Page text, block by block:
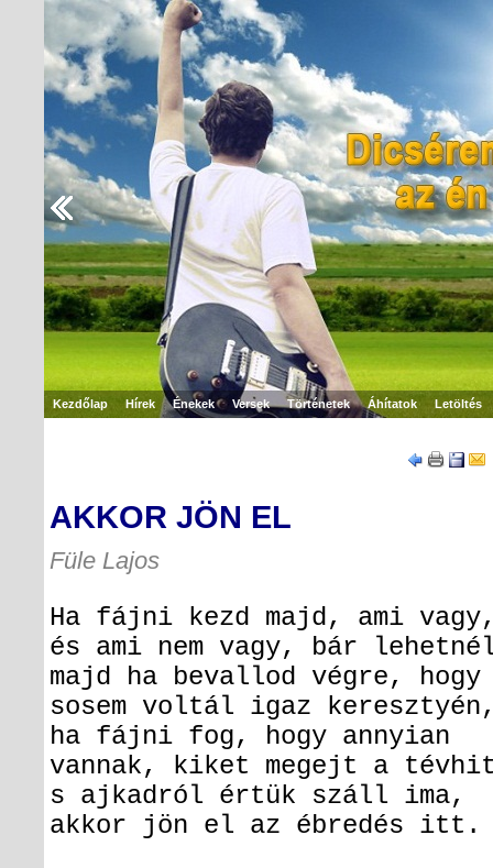
Kezdőlap Hírek Énekek Versek Történetek Áhítatok Letöltés
AKKOR JÖN EL
Füle Lajos
Ha fájni kezd majd, ami
és ami nem vagy, bár
majd ha bevallod végre, hogy
sosem voltál igaz
ha fájni fog, hogy annyian
vannak, kiket megejt a
s ajkadról értük száll ima,
akkor jön el az ébredés itt.